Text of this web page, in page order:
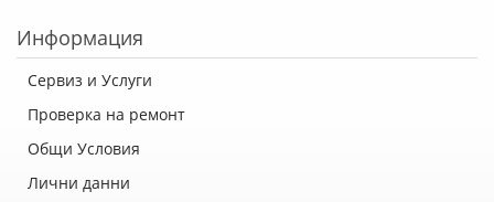
Информация
Сервиз и Услуги
Проверка на ремонт
Общи Условия
Лични данни